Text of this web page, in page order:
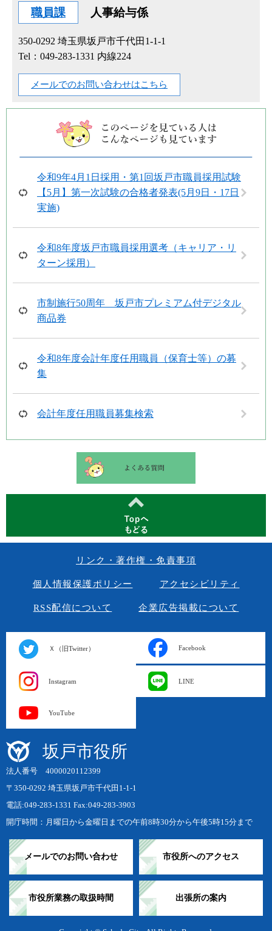
職員課 人事給与係
350-0292 埼玉県坂戸市千代田1-1-1
Tel：049-283-1331 内線224
メールでのお問い合わせはこちら
令和9年4月1日採用・第1回坂戸市職員採用試験
【5月】第一次試験の合格者発表(5月9日・17日
実施)
令和8年度坂戸市職員採用選考（キャリア・リ
ターン採用）
市制施行50周年 坂戸市プレミアム付デジタル
商品券
令和8年度会計年度任用職員（保育士等）の募
集
会計年度任用職員募集検索
リンク・著作権・免責事項
個人情報保護ポリシー アクセシビリティ
RSS配信について 企業広告掲載について
Ｘ（旧Twitter） Facebook
Instagram LINE
YouTube
坂戸市役所
法人番号 4000020112399
〒350-0292 埼玉県坂戸市千代田1-1-1
電話:049-283-1331 Fax:049-283-3903
開庁時間：月曜日から金曜日までの午前8時30分から午後5時15分まで
メールでのお問い合わせ 市役所へのアクセス
市役所業務の取扱時間 出張所の案内